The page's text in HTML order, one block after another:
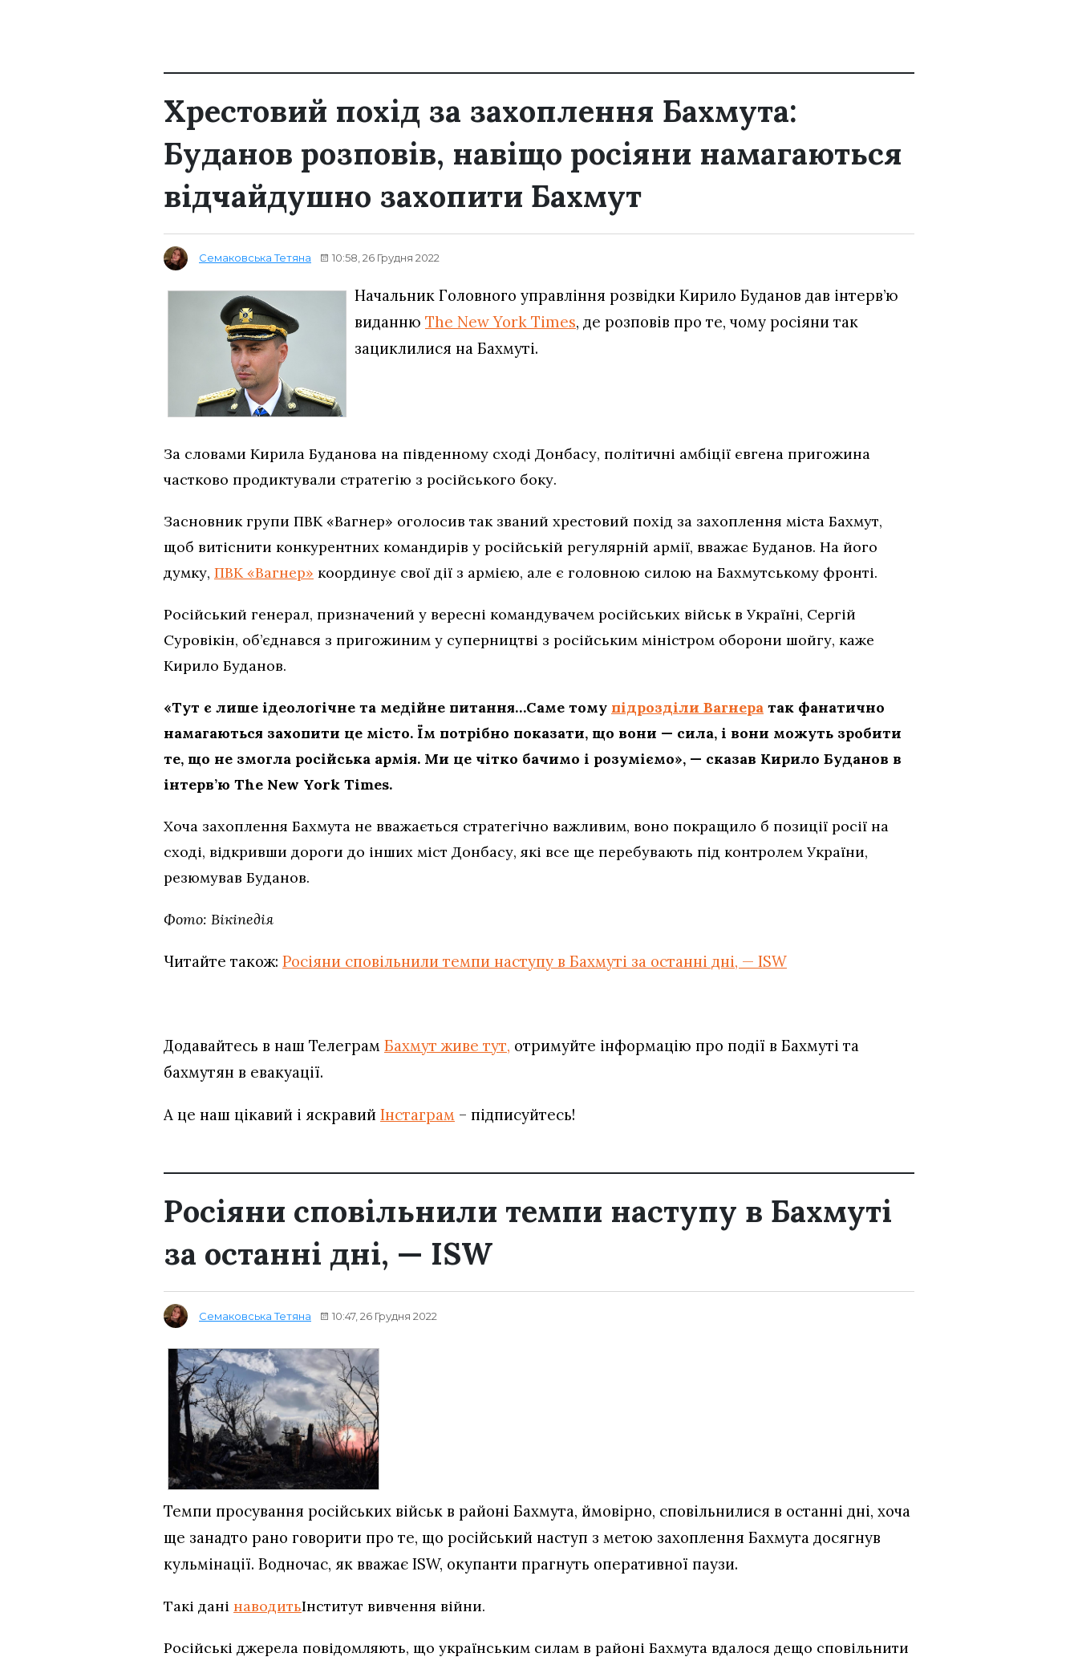
Хрестовий похід за захоплення Бахмута:
Буданов розповів, навіщо росіяни намагаються
відчайдушно захопити Бахмут
Семаковська Тетяна 10:58, 26 Грудня 2022
Начальник Головного управління розвідки Кирило Буданов дав інтерв’ю
виданню The New York Times, де розповів про те, чому росіяни так
зациклилися на Бахмуті.
За словами Кирила Буданова на південному сході Донбасу, політичні амбіції євгена пригожина
частково продиктували стратегію з російського боку.
Засновник групи ПВК «Вагнер» оголосив так званий хрестовий похід за захоплення міста Бахмут,
щоб витіснити конкурентних командирів у російській регулярній армії, вважає Буданов. На його
думку, ПВК «Вагнер» координує свої дії з армією, але є головною силою на Бахмутському фронті.
Російський генерал, призначений у вересні командувачем російських військ в Україні, Сергій
Суровікін, об’єднався з пригожиним у суперництві з російським міністром оборони шойгу, каже
Кирило Буданов.
«Тут є лише ідеологічне та медійне питання…Саме тому підрозділи Вагнера так фанатично
намагаються захопити це місто. Їм потрібно показати, що вони — сила, і вони можуть зробити
те, що не змогла російська армія. Ми це чітко бачимо і розуміємо», — сказав Кирило Буданов в
інтерв’ю The New York Times.
Хоча захоплення Бахмута не вважається стратегічно важливим, воно покращило б позиції росії на
сході, відкривши дороги до інших міст Донбасу, які все ще перебувають під контролем України,
резюмував Буданов.
Фото: Вікіпедія
Читайте також: Росіяни сповільнили темпи наступу в Бахмуті за останні дні, — ISW
Додавайтесь в наш Телеграм Бахмут живе тут, отримуйте інформацію про події в Бахмуті та
бахмутян в евакуації.
А це наш цікавий і яскравий Інстаграм – підписуйтесь!
Росіяни сповільнили темпи наступу в Бахмуті
за останні дні, — ISW
Семаковська Тетяна 10:47, 26 Грудня 2022
Темпи просування російських військ в районі Бахмута, ймовірно, сповільнилися в останні дні, хоча
ще занадто рано говорити про те, що російський наступ з метою захоплення Бахмута досягнув
кульмінації. Водночас, як вважає ISW, окупанти прагнуть оперативної паузи.
Такі дані наводитьІнститут вивчення війни.
Російські джерела повідомляють, що українським силам в районі Бахмута вдалося дещо сповільнити